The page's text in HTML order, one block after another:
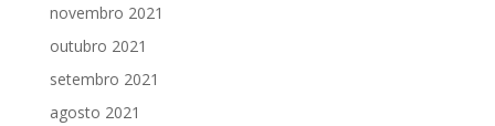
novembro 2021
outubro 2021
setembro 2021
agosto 2021